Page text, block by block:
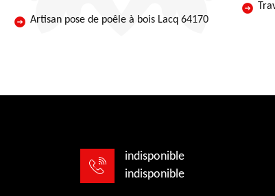
Artisan pose de poêle à bois Lacq 64170
indisponible
indisponible